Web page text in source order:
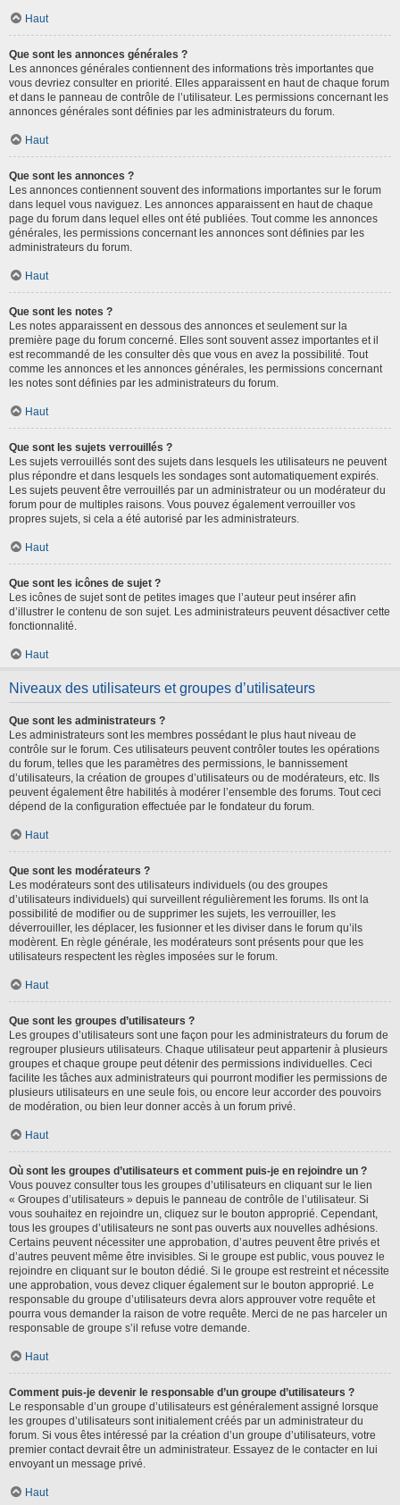
Haut
Que sont les annonces générales ?
Les annonces générales contiennent des informations très importantes que
vous devriez consulter en priorité. Elles apparaissent en haut de chaque forum
et dans le panneau de contrôle de l’utilisateur. Les permissions concernant les
annonces générales sont définies par les administrateurs du forum.
Haut
Que sont les annonces ?
Les annonces contiennent souvent des informations importantes sur le forum
dans lequel vous naviguez. Les annonces apparaissent en haut de chaque
page du forum dans lequel elles ont été publiées. Tout comme les annonces
générales, les permissions concernant les annonces sont définies par les
administrateurs du forum.
Haut
Que sont les notes ?
Les notes apparaissent en dessous des annonces et seulement sur la
première page du forum concerné. Elles sont souvent assez importantes et il
est recommandé de les consulter dès que vous en avez la possibilité. Tout
comme les annonces et les annonces générales, les permissions concernant
les notes sont définies par les administrateurs du forum.
Haut
Que sont les sujets verrouillés ?
Les sujets verrouillés sont des sujets dans lesquels les utilisateurs ne peuvent
plus répondre et dans lesquels les sondages sont automatiquement expirés.
Les sujets peuvent être verrouillés par un administrateur ou un modérateur du
forum pour de multiples raisons. Vous pouvez également verrouiller vos
propres sujets, si cela a été autorisé par les administrateurs.
Haut
Que sont les icônes de sujet ?
Les icônes de sujet sont de petites images que l’auteur peut insérer afin
d’illustrer le contenu de son sujet. Les administrateurs peuvent désactiver cette
fonctionnalité.
Haut
Niveaux des utilisateurs et groupes d’utilisateurs
Que sont les administrateurs ?
Les administrateurs sont les membres possédant le plus haut niveau de
contrôle sur le forum. Ces utilisateurs peuvent contrôler toutes les opérations
du forum, telles que les paramètres des permissions, le bannissement
d’utilisateurs, la création de groupes d’utilisateurs ou de modérateurs, etc. Ils
peuvent également être habilités à modérer l’ensemble des forums. Tout ceci
dépend de la configuration effectuée par le fondateur du forum.
Haut
Que sont les modérateurs ?
Les modérateurs sont des utilisateurs individuels (ou des groupes
d’utilisateurs individuels) qui surveillent régulièrement les forums. Ils ont la
possibilité de modifier ou de supprimer les sujets, les verrouiller, les
déverrouiller, les déplacer, les fusionner et les diviser dans le forum qu’ils
modèrent. En règle générale, les modérateurs sont présents pour que les
utilisateurs respectent les règles imposées sur le forum.
Haut
Que sont les groupes d’utilisateurs ?
Les groupes d’utilisateurs sont une façon pour les administrateurs du forum de
regrouper plusieurs utilisateurs. Chaque utilisateur peut appartenir à plusieurs
groupes et chaque groupe peut détenir des permissions individuelles. Ceci
facilite les tâches aux administrateurs qui pourront modifier les permissions de
plusieurs utilisateurs en une seule fois, ou encore leur accorder des pouvoirs
de modération, ou bien leur donner accès à un forum privé.
Haut
Où sont les groupes d’utilisateurs et comment puis-je en rejoindre un ?
Vous pouvez consulter tous les groupes d’utilisateurs en cliquant sur le lien
« Groupes d’utilisateurs » depuis le panneau de contrôle de l’utilisateur. Si
vous souhaitez en rejoindre un, cliquez sur le bouton approprié. Cependant,
tous les groupes d’utilisateurs ne sont pas ouverts aux nouvelles adhésions.
Certains peuvent nécessiter une approbation, d’autres peuvent être privés et
d’autres peuvent même être invisibles. Si le groupe est public, vous pouvez le
rejoindre en cliquant sur le bouton dédié. Si le groupe est restreint et nécessite
une approbation, vous devez cliquer également sur le bouton approprié. Le
responsable du groupe d’utilisateurs devra alors approuver votre requête et
pourra vous demander la raison de votre requête. Merci de ne pas harceler un
responsable de groupe s’il refuse votre demande.
Haut
Comment puis-je devenir le responsable d’un groupe d’utilisateurs ?
Le responsable d’un groupe d’utilisateurs est généralement assigné lorsque
les groupes d’utilisateurs sont initialement créés par un administrateur du
forum. Si vous êtes intéressé par la création d’un groupe d’utilisateurs, votre
premier contact devrait être un administrateur. Essayez de le contacter en lui
envoyant un message privé.
Haut